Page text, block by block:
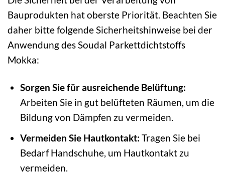
Bauprodukten hat oberste Priorität. Beachten Sie
daher bitte folgende Sicherheitshinweise bei der
Anwendung des Soudal Parkettdichtstoffs
Mokka:
Sorgen Sie für ausreichende Belüftung:
Arbeiten Sie in gut belüfteten Räumen, um die
Bildung von Dämpfen zu vermeiden.
Vermeiden Sie Hautkontakt: Tragen Sie bei
Bedarf Handschuhe, um Hautkontakt zu
vermeiden.